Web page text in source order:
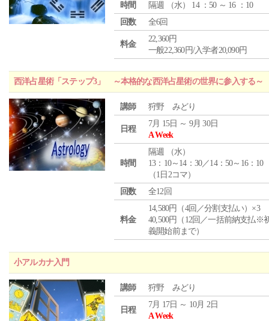
時間
隔週 （水） 14 ：50 ～ 16 ：10
回数
全6回
料金
22,360円
一般22,360円/入学者20,090円
西洋占星術「ステップ3」 ～本格的な西洋占星術の世界に参入する～
講師 狩野 みどり
日程
7月 15日 ～ 9月 30日
A Week
時間
隔週 （水）
13：10～14：30／14：50～16：10
（1日2コマ）
回数
全12回
料金
14,580円（4回／分割支払い）×3
40,500円（12回／一括前納支払※
義開始前まで）
小アルカナ入門
講師 狩野 みどり
日程
7月 17日 ～ 10月 2日
A Week